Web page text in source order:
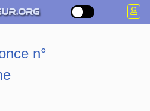
n°